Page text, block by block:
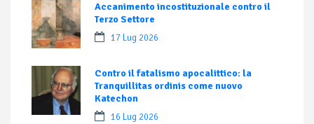
Accanimento incostituzionale contro il
Terzo Settore
17 Lug 2026
Contro il fatalismo apocalittico: la
Tranquillitas ordinis come nuovo
Katechon
16 Lug 2026